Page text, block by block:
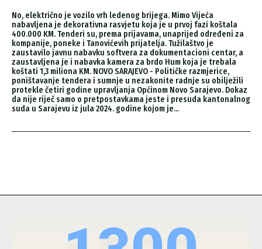
No, električno je vozilo vrh ledenog brijega. Mimo Vijeća
nabavljena je dekorativna rasvjetu koja je u prvoj fazi koštala
400.000 KM. Tenderi su, prema prijavama, unaprijed određeni za
kompanije, poneke i Tanovićevih prijatelja. Tužilaštvo je
zaustavilo javnu nabavku softvera za dokumentacioni centar, a
zaustavljena je i nabavka kamera za brdo Hum koja je trebala
koštati 1,3 miliona KM. NOVO SARAJEVO - Političke razmjerice,
poništavanje tendera i sumnje u nezakonite radnje su obilježili
protekle četiri godine upravljanja Općinom Novo Sarajevo. Dokaz
da nije riječ samo o pretpostavkama jeste i presuda kantonalnog
suda u Sarajevu iz jula 2024. godine kojom je...